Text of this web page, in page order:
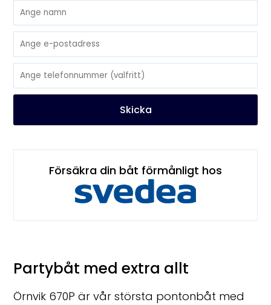
Skicka
Försäkra din båt förmånligt hos
Partybåt med extra allt
Örnvik 670P är vår största pontonbåt med